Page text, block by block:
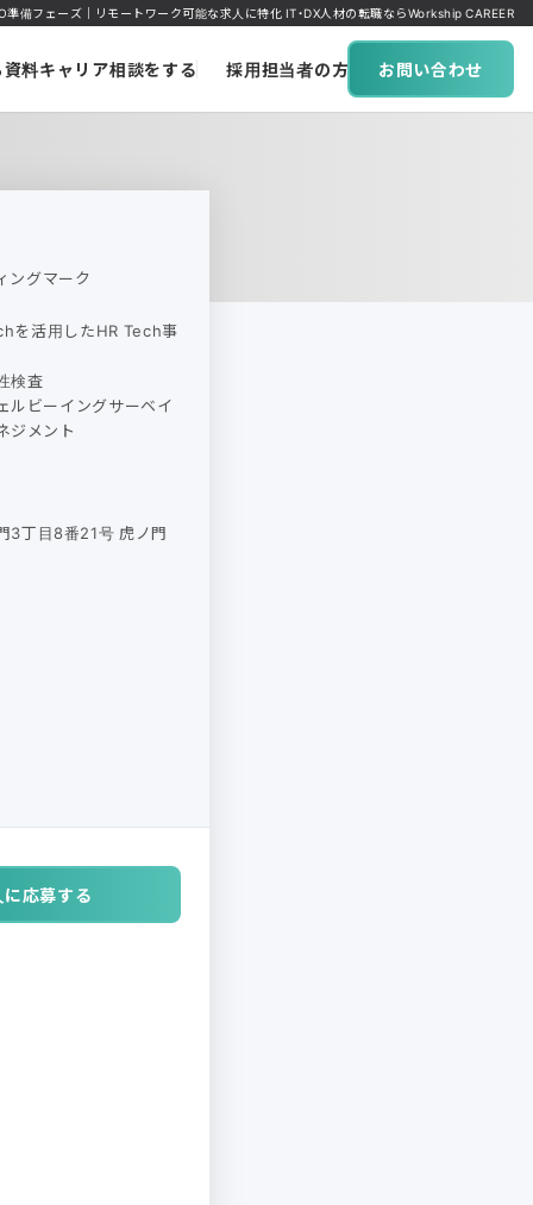
備フェーズ｜リモートワーク可能な求人に特化 IT・DX人材の転職ならWorkship CAREER
料キャリア相談をする 採用担当者の方へ お問い合わせ
ングマーク
を活用したHR Tech事
検査
ルビーイングサーベイ
ジメント
3丁目8番21号 虎ノ門
応募する